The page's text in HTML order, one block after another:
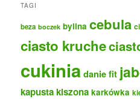
TAGI
beza boczek bylina cebula
ciasto kruche
cukiniadanie fit
kapusta kiszona karkówka